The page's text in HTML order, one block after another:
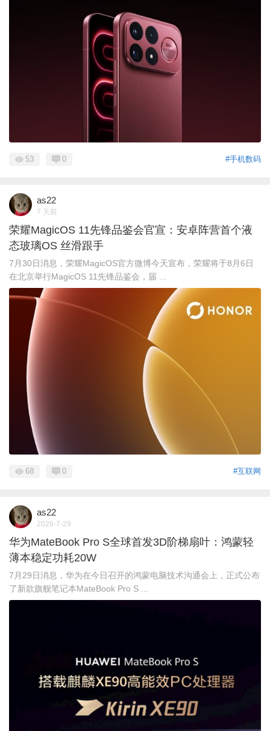
#手机数码
53 0
as22
7 天前
荣耀MagicOS 11先锋品鉴会官宣：安卓阵营首个液
态玻璃OS 丝滑跟手
7月30日消息，荣耀MagicOS官方微博今天宣布，荣耀将于8月6日
在北京举行MagicOS 11先锋品鉴会，届 ...
#互联网
68 0
as22
2026-7-29
华为MateBook Pro S全球首发3D阶梯扇叶：鸿蒙轻
薄本稳定功耗20W
7月29日消息，华为在今日召开的鸿蒙电脑技术沟通会上，正式公布
了新款旗舰笔记本MateBook Pro S ...